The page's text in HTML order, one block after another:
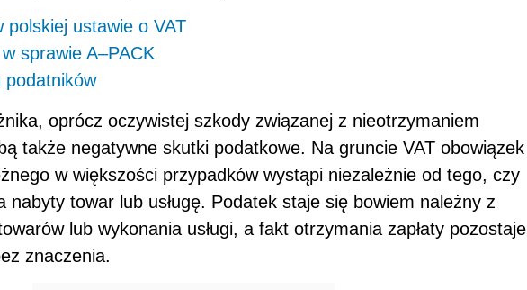
polskiej ustawie o VAT
sprawie A–PACK
podatników
oprócz oczywistej szkody związanej z nieotrzymaniem
także negatywne skutki podatkowe. Na gruncie VAT obowiązek
w większości przypadków wystąpi niezależnie od tego, czy
nabyty towar lub usługę. Podatek staje się bowiem należny z
lub wykonania usługi, a fakt otrzymania zapłaty pozostaje
znaczenia.